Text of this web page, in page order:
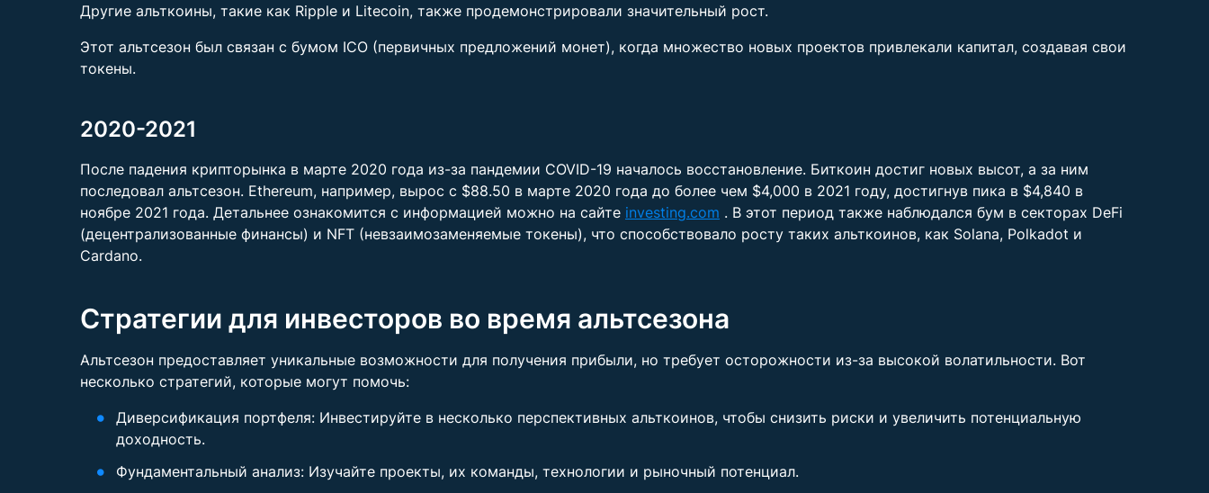
Другие альткоины, такие как Ripple и Litecoin, также продемонстрировали значительный рост.
Этот альтсезон был связан с бумом ICO (первичных предложений монет), когда множество новых проектов привлекали капитал, создавая свои
токены.
2020-2021
После падения крипторынка в марте 2020 года из-за пандемии COVID-19 началось восстановление. Биткоин достиг новых высот, а за ним
последовал альтсезон. Ethereum, например, вырос с $88.50 в марте 2020 года до более чем $4,000 в 2021 году, достигнув пика в $4,840 в
ноябре 2021 года. Детальнее ознакомится с информацией можно на сайте investing.com . В этот период также наблюдался бум в секторах DeFi
(децентрализованные финансы) и NFT (невзаимозаменяемые токены), что способствовало росту таких альткоинов, как Solana, Polkadot и
Cardano.
Стратегии для инвесторов во время альтсезона
Альтсезон предоставляет уникальные возможности для получения прибыли, но требует осторожности из-за высокой волатильности. Вот
несколько стратегий, которые могут помочь:
Диверсификация портфеля: Инвестируйте в несколько перспективных альткоинов, чтобы снизить риски и увеличить потенциальную
доходность.
Фундаментальный анализ: Изучайте проекты, их команды, технологии и рыночный потенциал.